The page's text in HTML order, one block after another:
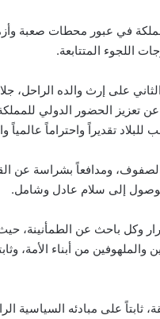
في عبور محطات صعبة
اللجوء المتتابعة.
حافظ الملك عبدالله الثاني على إرث والده
تعزيز الحضور الدولي
تقديراً واحتراماً عالمياً
الصفوف، ومدافعاً بشراسة عن
إلى سلام عادل وشامل.
وكل باحث عن الطمأنينة،
من أبناء الأمة،
ثابتاً على مبادئه السياسية